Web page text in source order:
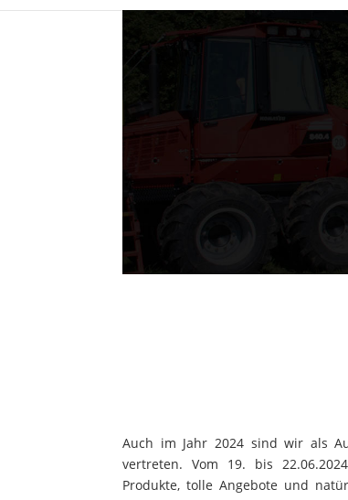
Auch im Jahr 2024 sind wir als
vertreten. Vom 19. bis
Produkte, tolle Angebote und